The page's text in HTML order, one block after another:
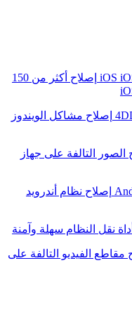
إصلاح أكثر من 150
إصلاح مشاكل الويندوز
الصور التالفة على جهاز
إصلاح نظام أندرويد
أداة نقل النظام سهلة وآمنة
مقاطع الفيديو التالفة على